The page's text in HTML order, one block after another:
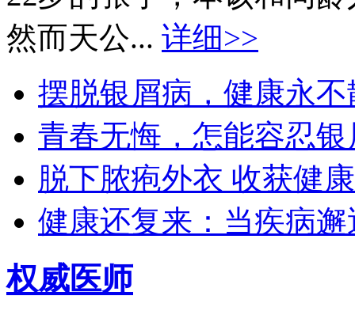
然而天公... 详细>>
摆脱银屑病，健康永不
青春无悔，怎能容忍
脱下脓疱外衣 收获健
健康还复来：当疾病
权威医师